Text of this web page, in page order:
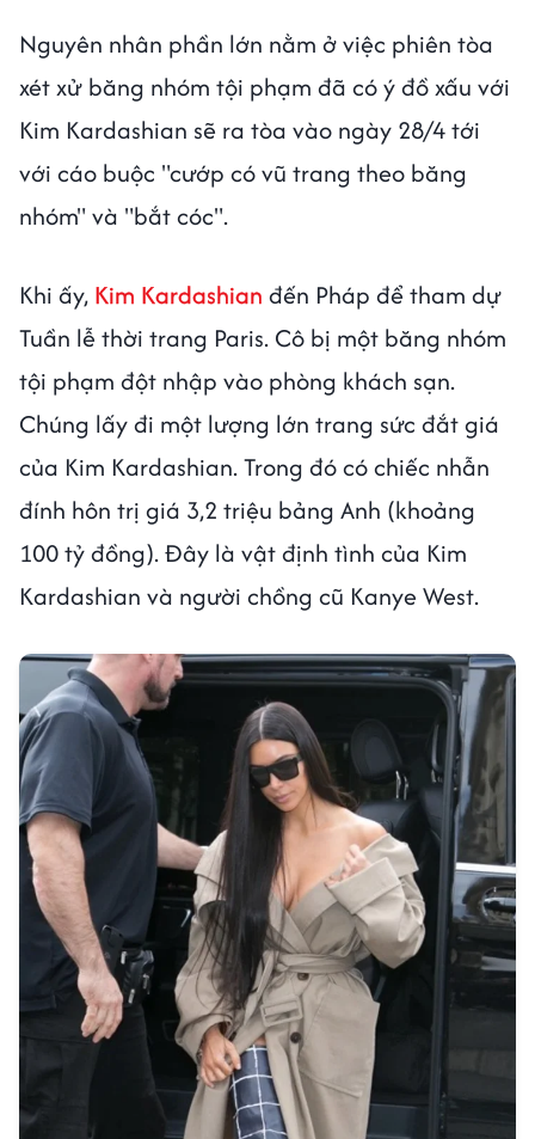
Nguyên nhân phần lớn nằm ở việc phiên tòa
xét xử băng nhóm tội phạm đã có ý đồ xấu với
Kim Kardashian sẽ ra tòa vào ngày 28/4 tới
với cáo buộc "cướp có vũ trang theo băng
nhóm" và "bắt cóc".
Khi ấy, Kim Kardashian đến Pháp để tham dự
Tuần lễ thời trang Paris. Cô bị một băng nhóm
tội phạm đột nhập vào phòng khách sạn.
Chúng lấy đi một lượng lớn trang sức đắt giá
của Kim Kardashian. Trong đó có chiếc nhẫn
đính hôn trị giá 3,2 triệu bảng Anh (khoảng
100 tỷ đồng). Đây là vật định tình của Kim
Kardashian và người chồng cũ Kanye West.